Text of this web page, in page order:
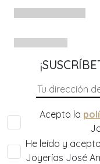
Acepto la
He leído y
Joyerías José